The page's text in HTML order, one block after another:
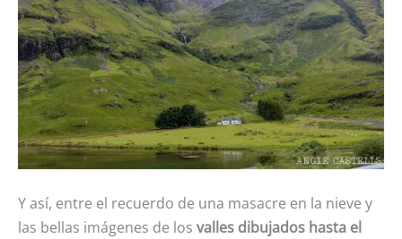
Y así, entre el recuerdo de una masacre en la nieve y
las bellas imágenes de los valles dibujados hasta el